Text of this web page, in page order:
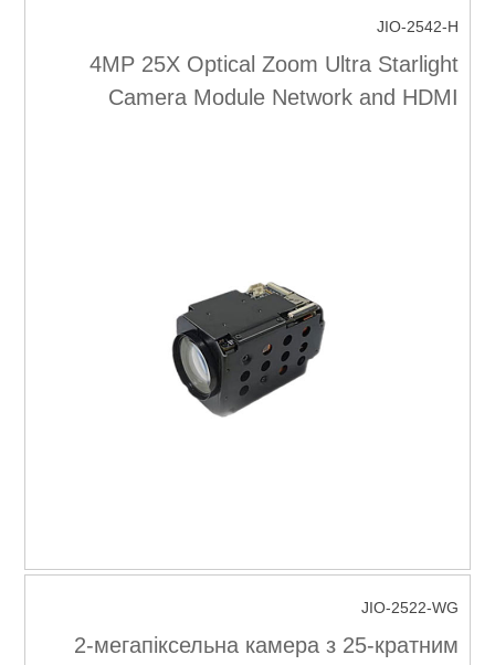
JIO-2542-H
4MP 25X Optical Zoom Ultra Starlight
Camera Module Network and HDMI
JIO-2522-WG
2-мегапіксельна камера з 25-кратним